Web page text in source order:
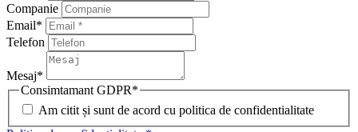
Companie
Email*
Telefon
Mesaj*
Consimtamant GDPR*
Am citit și sunt de acord cu politica de confidentialitate